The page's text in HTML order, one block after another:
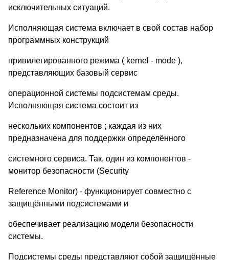
исключительных ситуаций.
Исполняющая система включает в свой состав набор
программных конструкций
привилегированного режима ( kernel - mode ),
представляющих базовый сервис
операционной системы подсистемам среды.
Исполняющая система состоит из
нескольких компонентов ; каждая из них
предназначена для поддержки определённого
системного сервиса. Так, один из компонентов -
монитор безопасности (Security
Reference Monitor) - функционирует совместно с
защищёнными подсистемами и
обеспечивает реализацию модели безопасности
системы.
Подсистемы среды представляют собой защищённые